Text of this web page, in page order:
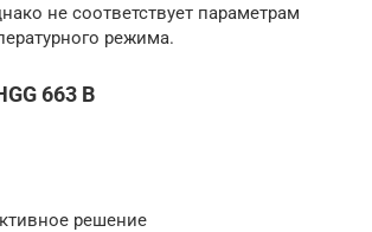
не соответствует параметрам
режима.
663 B
решение